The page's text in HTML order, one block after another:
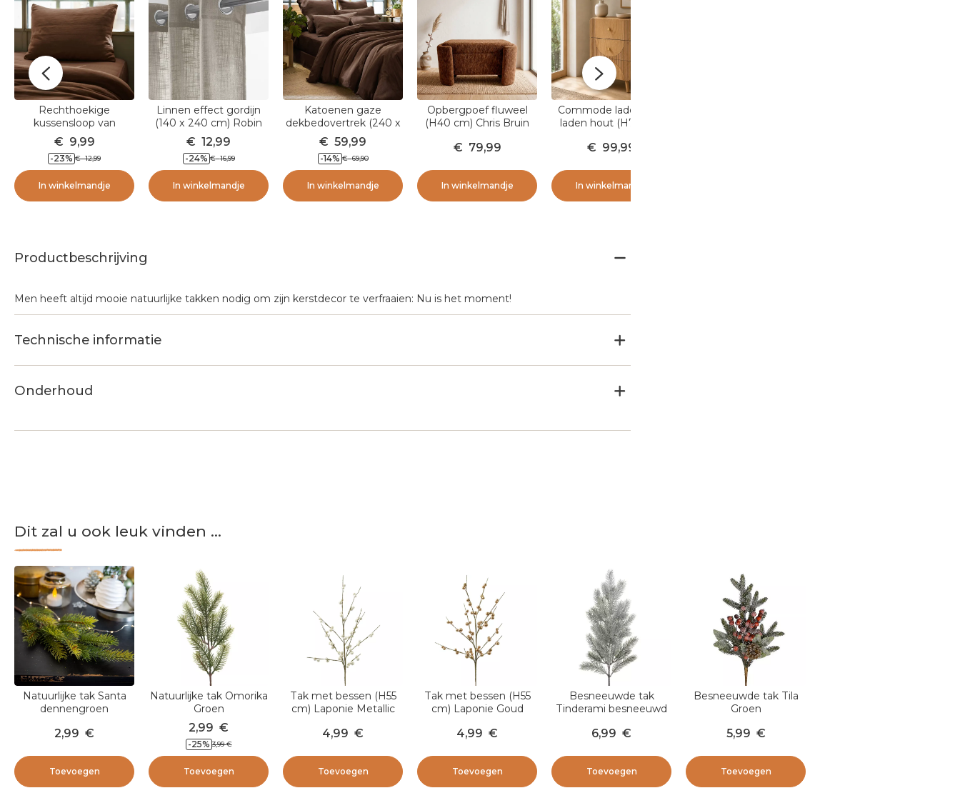
Rechthoekige
kussensloop van
katoenen gaze (50 x 70
cm) Gaia Bruin
€ 9,99
-23% € 12,99
In winkelmandje
Linnen effect gordijn
(140 x 240 cm) Robin
Taupe
€ 12,99
-24% € 16,99
In winkelmandje
Katoenen gaze
dekbedovertrek (240 x
220 cm) Gaïa Bruin
€ 59,99
-14% € 69,90
In winkelmandje
Opbergpoef fluweel
(H40 cm) Chris Bruin
€ 79,99
In winkelmandje
Commode ladekast 3
laden hout (H70 cm)
€ 99,99
In winkelmandje
Productbeschrijving
Men heeft altijd mooie natuurlijke takken nodig om zijn kerstdecor te verfraaien: Nu is het moment!
Technische informatie
Onderhoud
Dit zal u ook leuk vinden ...
Natuurlijke tak Santa
dennengroen
2,99 €
Toevoegen
Natuurlijke tak Omorika
Groen
2,99 €
-25% 3,99 €
Toevoegen
Tak met bessen (H55
cm) Laponie Metallic
4,99 €
Toevoegen
Tak met bessen (H55
cm) Laponie Goud
4,99 €
Toevoegen
Besneeuwde tak
Tinderami besneeuwd
6,99 €
Toevoegen
Besneeuwde tak Tila
Groen
5,99 €
Toevoegen